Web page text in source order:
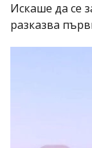
Искаше да се
разказва